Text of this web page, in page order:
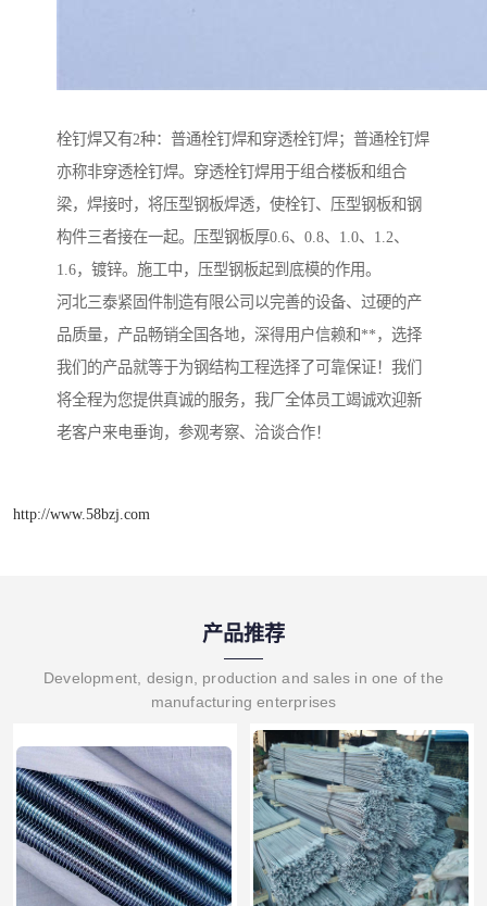
栓钉焊又有2种：普通栓钉焊和穿透栓钉焊；普通栓钉焊
亦称非穿透栓钉焊。穿透栓钉焊用于组合楼板和组合
梁，焊接时，将压型钢板焊透，使栓钉、压型钢板和钢
构件三者接在一起。压型钢板厚0.6、0.8、1.0、1.2、
1.6，镀锌。施工中，压型钢板起到底模的作用。
河北三泰紧固件制造有限公司以完善的设备、过硬的产
品质量，产品畅销全国各地，深得用户信赖和**，选择
我们的产品就等于为钢结构工程选择了可靠保证！我们
将全程为您提供真诚的服务，我厂全体员工竭诚欢迎新
老客户来电垂询，参观考察、洽谈合作！
http://www.58bzj.com
产品推荐
Development, design, production and sales in one of the
manufacturing enterprises